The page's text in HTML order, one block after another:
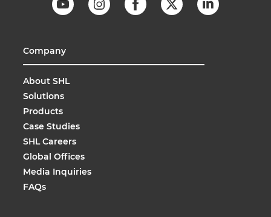
Company
About SHL
Solutions
Products
Case Studies
SHL Careers
Global Offices
Media Inquiries
FAQs